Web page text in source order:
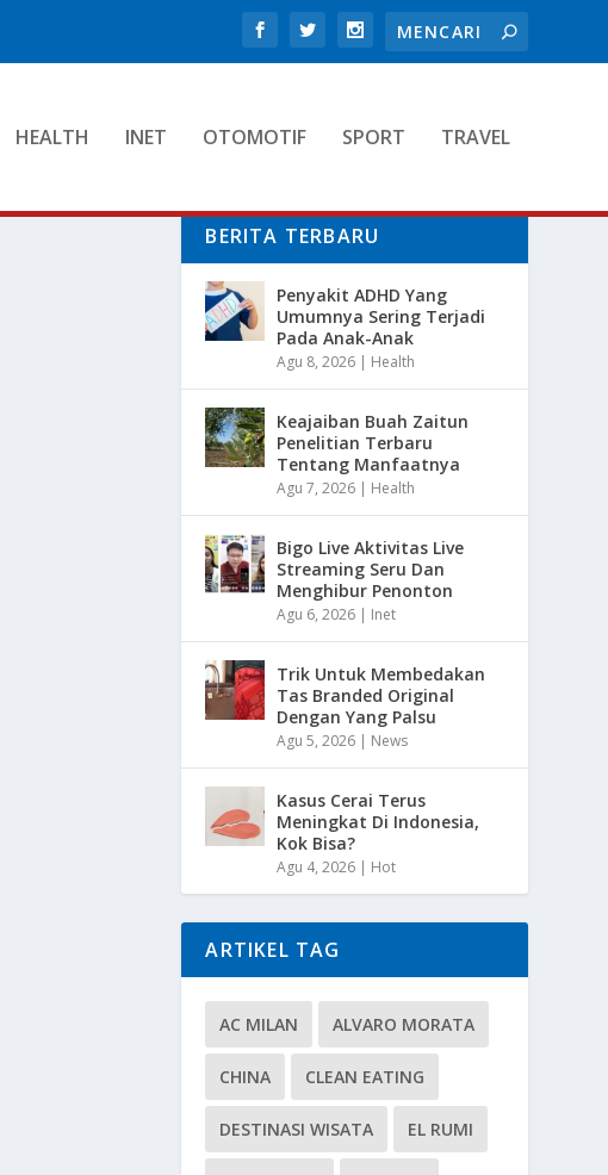
HEALTH INET OTOMOTIF SPORT TRAVEL
BERITA TERBARU
Penyakit ADHD Yang
Umumnya Sering Terjadi
Pada Anak-Anak
Agu 8, 2026 | Health
Keajaiban Buah Zaitun
Penelitian Terbaru
Tentang Manfaatnya
Agu 7, 2026 | Health
Bigo Live Aktivitas Live
Streaming Seru Dan
Menghibur Penonton
Agu 6, 2026 | Inet
Trik Untuk Membedakan
Tas Branded Original
Dengan Yang Palsu
Agu 5, 2026 | News
Kasus Cerai Terus
Meningkat Di Indonesia,
Kok Bisa?
Agu 4, 2026 | Hot
ARTIKEL TAG
AC MILAN ALVARO MORATA
CHINA CLEAN EATING
DESTINASI WISATA EL RUMI